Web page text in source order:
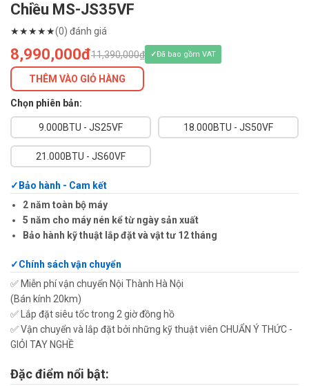
Chiều MS-JS35VF
★★★★★(0) đánh giá
8,990,000đ11,390,000₫ Đã bao gồm VAT
THÊM VÀO GIỎ HÀNG
Chọn phiên bản:
9.000BTU - JS25VF 18.000BTU - JS50VF
21.000BTU - JS60VF
Bảo hành - Cam kết
2 năm toàn bộ máy
5 năm cho máy nén kể từ ngày sản xuất
Bảo hành kỹ thuật lắp đặt và vật tư 12 tháng
Chính sách vận chuyển
✅ Miễn phí vận chuyển Nội Thành Hà Nội
(Bán kính 20km)
✅ Lắp đặt siêu tốc trong 2 giờ đồng hồ
✅ Vận chuyển và lắp đặt bởi những kỹ thuật viên CHUẨN Ý THỨC -
GIỎI TAY NGHỀ
Đặc điểm nổi bật: